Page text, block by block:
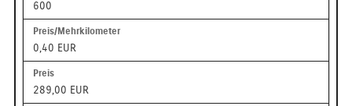
600
0,40 EUR
289,00 EUR